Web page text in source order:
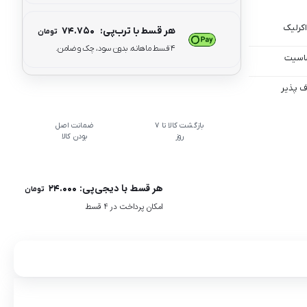
پذیر
هر قسط با ترب‌پی: ۷۴.۷۵۰ تومان
۴ قسط ماهانه. بدون سود، چک و ضامن.
بازگشت کالا تا 7
روز
ضمانت اصل
بودن کالا
هر قسط با دیجی‌پی: ۲۴.۰۰۰ تومان
امکان پرداخت در 4 قسط